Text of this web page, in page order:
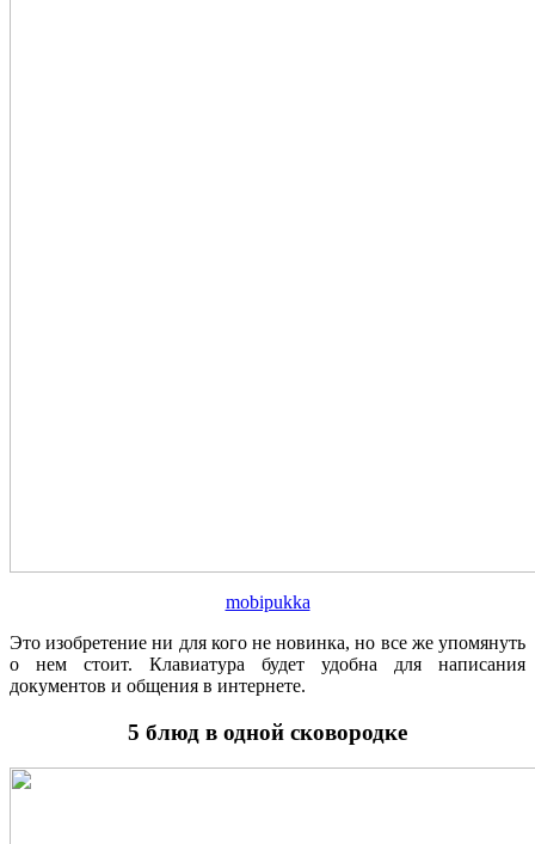
mobipukka
Это изобретение ни для кого не новинка, но все же упомянуть
о нем стоит. Клавиатура будет удобна для написания
документов и общения в интернете.
5 блюд в одной сковородке